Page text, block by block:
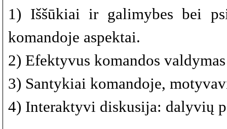
1) Iššūkiai ir galimybes bei
komandoje aspektai.
2) Efektyvus komandos
3) Santykiai komandoje,
4) Interaktyvi diskusija: dalyvių